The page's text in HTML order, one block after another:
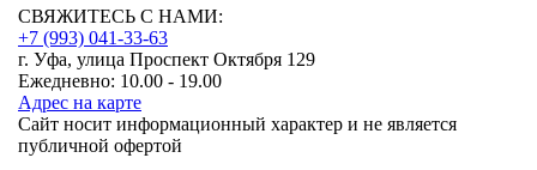
СВЯЖИТЕСЬ С НАМИ:
+7 (993) 041-33-63
г. Уфа, улица Проспект Октября 129
Ежедневно: 10.00 - 19.00
Адрес на карте
Сайт носит информационный характер и не является
публичной офертой